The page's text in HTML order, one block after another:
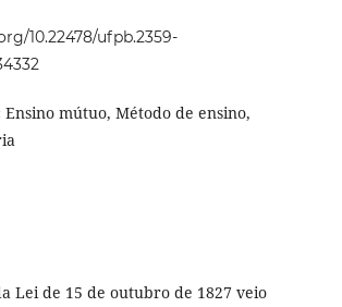
10.22478/ufpb.2359-
Ensino mútuo, Método de ensino,
Lei de 15 de outubro de 1827 veio